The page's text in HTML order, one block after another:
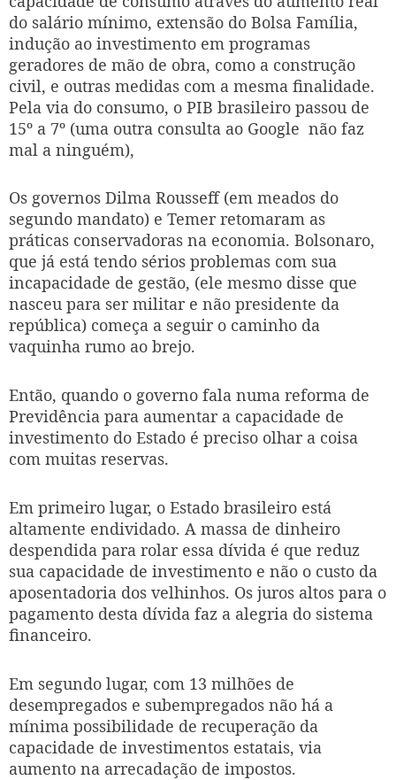
do salário mínimo, extensão do Bolsa Família,
indução ao investimento em programas
geradores de mão de obra, como a construção
civil, e outras medidas com a mesma finalidade.
Pela via do consumo, o PIB brasileiro passou de
15º a 7º (uma outra consulta ao Google não faz
mal a ninguém),
Os governos Dilma Rousseff (em meados do
segundo mandato) e Temer retomaram as
práticas conservadoras na economia. Bolsonaro,
que já está tendo sérios problemas com sua
incapacidade de gestão, (ele mesmo disse que
nasceu para ser militar e não presidente da
república) começa a seguir o caminho da
vaquinha rumo ao brejo.
Então, quando o governo fala numa reforma de
Previdência para aumentar a capacidade de
investimento do Estado é preciso olhar a coisa
com muitas reservas.
Em primeiro lugar, o Estado brasileiro está
altamente endividado. A massa de dinheiro
despendida para rolar essa dívida é que reduz
sua capacidade de investimento e não o custo da
aposentadoria dos velhinhos. Os juros altos para o
pagamento desta dívida faz a alegria do sistema
financeiro.
Em segundo lugar, com 13 milhões de
desempregados e subempregados não há a
mínima possibilidade de recuperação da
capacidade de investimentos estatais, via
aumento na arrecadação de impostos.